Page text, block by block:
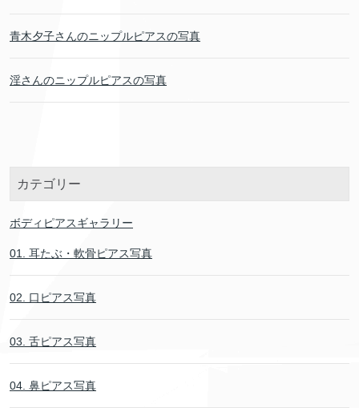
青木夕子さんのニップルピアスの写真
淫さんのニップルピアスの写真
カテゴリー
ボディピアスギャラリー
01. 耳たぶ・軟骨ピアス写真
02. 口ピアス写真
03. 舌ピアス写真
04. 鼻ピアス写真